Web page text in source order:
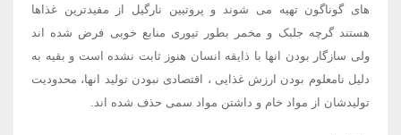
های گوناگون تهیه می شوند و پروتیین نارگیل از مفیدترین غذاها
هستند گرچه جلبک و مخمر بطور تیوری منابع خوبی فرض شده اند
ولی سازگار بودن انها با ذایقه انسان هنوز ثابت نشده است و بقیه به
دلیل نامعلوم بودن ارزش غذایی ، اقتصادی نبودن تولید انها، محدودیت
تولیدشان از مواد خام و داشتن مواد سمی حذف شده اند.